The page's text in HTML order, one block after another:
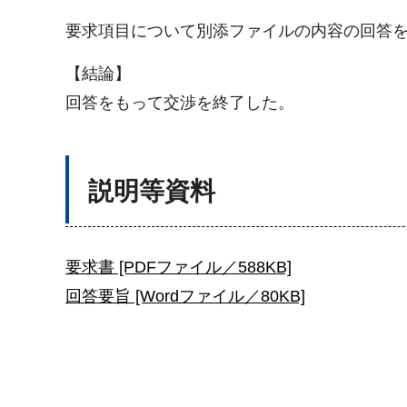
要求項目について別添ファイルの内容の回答を
【結論】
回答をもって交渉を終了した。
説明等資料
要求書 [PDFファイル／588KB]
回答要旨 [Wordファイル／80KB]